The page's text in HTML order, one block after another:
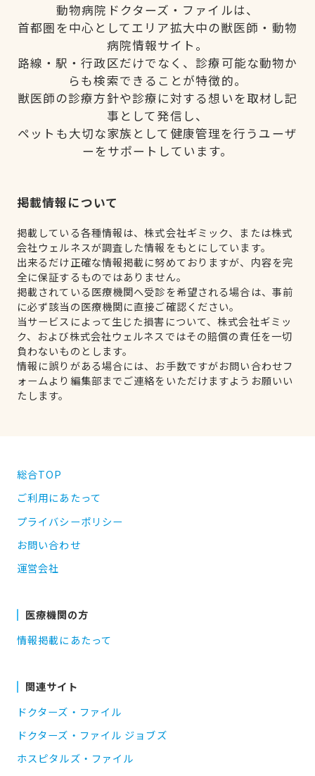
動物病院ドクターズ・ファイルは、
首都圏を中心としてエリア拡大中の獣医師・動物
病院情報サイト。
路線・駅・行政区だけでなく、診療可能な動物か
らも検索できることが特徴的。
獣医師の診療方針や診療に対する想いを取材し記
事として発信し、
ペットも大切な家族として健康管理を行うユーザ
ーをサポートしています。
掲載情報について
掲載している各種情報は、株式会社ギミック、または株式
会社ウェルネスが調査した情報をもとにしています。
出来るだけ正確な情報掲載に努めておりますが、内容を完
全に保証するものではありません。
掲載されている医療機関へ受診を希望される場合は、事前
に必ず該当の医療機関に直接ご確認ください。
当サービスによって生じた損害について、株式会社ギミッ
ク、および株式会社ウェルネスではその賠償の責任を一切
負わないものとします。
情報に誤りがある場合には、お手数ですがお問い合わせフ
ォームより編集部までご連絡をいただけますようお願いい
たします。
総合TOP
ご利用にあたって
プライバシーポリシー
お問い合わせ
運営会社
医療機関の方
情報掲載にあたって
関連サイト
ドクターズ・ファイル
ドクターズ・ファイル ジョブズ
ホスピタルズ・ファイル